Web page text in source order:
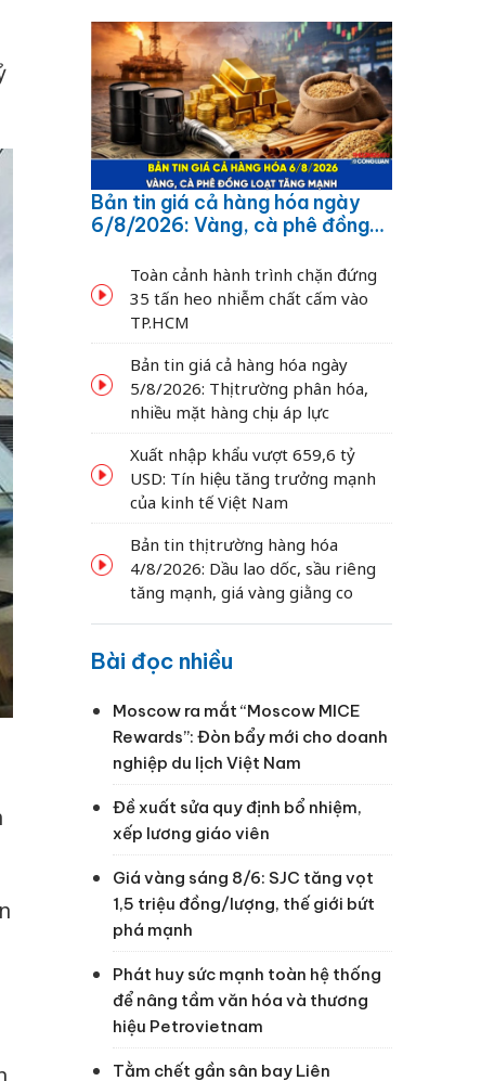
Bản tin giá cả hàng hóa ngày
6/8/2026: Vàng, cà phê đồng
Toàn cảnh hành trình chặn đứng
35 tấn heo nhiễm chất cấm vào
TP.HCM
Bản tin giá cả hàng hóa ngày
5/8/2026: Thị trường phân hóa,
nhiều mặt hàng chịu áp lực
Xuất nhập khẩu vượt 659,6 tỷ
USD: Tín hiệu tăng trưởng mạnh
của kinh tế Việt Nam
Bản tin thị trường hàng hóa
4/8/2026: Dầu lao dốc, sầu riêng
tăng mạnh, giá vàng giằng co
Bài đọc nhiều
Moscow ra mắt “Moscow MICE
Rewards”: Đòn bẩy mới cho doanh
nghiệp du lịch Việt Nam
Đề xuất sửa quy định bổ nhiệm,
xếp lương giáo viên
Giá vàng sáng 8/6: SJC tăng vọt
1,5 triệu đồng/lượng, thế giới bứt
phá mạnh
Phát huy sức mạnh toàn hệ thống
để nâng tầm văn hóa và thương
hiệu Petrovietnam
Tằm chết gần sân bay Liên